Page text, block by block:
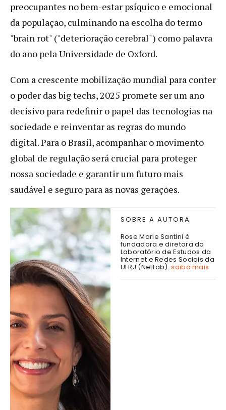
preocupantes no bem-estar psíquico e emocional
da população, culminando na escolha do termo
"brain rot" ("deterioração cerebral") como palavra
do ano pela Universidade de Oxford.
Com a crescente mobilização mundial para conter
o poder das big techs, 2025 promete ser um ano
decisivo para redefinir o papel das tecnologias na
sociedade e reinventar as regras do mundo
digital. Para o Brasil, acompanhar o movimento
global de regulação será crucial para proteger
nossa sociedade e garantir um futuro mais
saudável e seguro para as novas gerações.
SOBRE A AUTORA
Rose Marie Santini é
fundadora e diretora do
Laboratório de Estudos da
Internet e Redes Sociais da
UFRJ (NetLab).saiba mais